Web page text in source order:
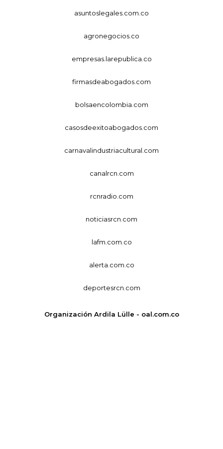
asuntoslegales.com.co
agronegocios.co
empresas.larepublica.co
firmasdeabogados.com
bolsaencolombia.com
casosdeexitoabogados.com
carnavalindustriacultural.com
canalrcn.com
rcnradio.com
noticiasrcn.com
lafm.com.co
alerta.com.co
deportesrcn.com
Organización Ardila Lülle - oal.com.co